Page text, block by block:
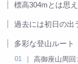
標高304mとは思
過去には初日の出
多彩な登山ルート
高御座山周回